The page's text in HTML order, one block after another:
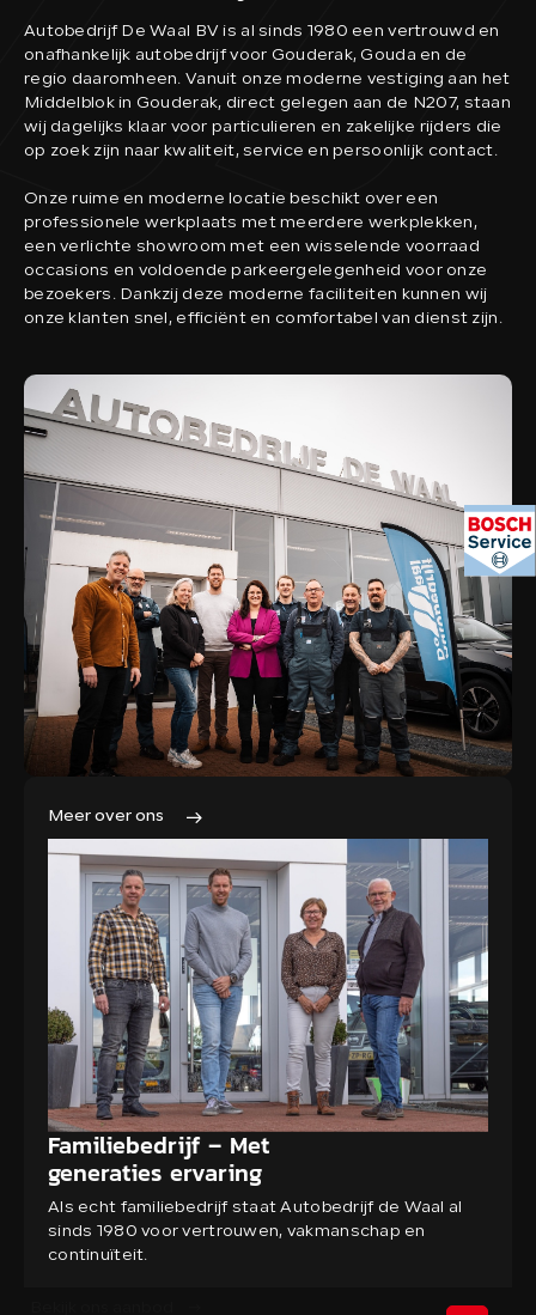
Autobedrijf De Waal BV is al sinds 1980 een vertrouwd en
onafhankelijk autobedrijf voor Gouderak, Gouda en de
regio daaromheen. Vanuit onze moderne vestiging aan het
Middelblok in Gouderak, direct gelegen aan de N207, staan
wij dagelijks klaar voor particulieren en zakelijke rijders die
op zoek zijn naar kwaliteit, service en persoonlijk contact.
Onze ruime en moderne locatie beschikt over een
professionele werkplaats met meerdere werkplekken,
een verlichte showroom met een wisselende voorraad
occasions en voldoende parkeergelegenheid voor onze
bezoekers. Dankzij deze moderne faciliteiten kunnen wij
onze klanten snel, efficiënt en comfortabel van dienst zijn.
Meer over ons
Familiebedrijf – Met
generaties ervaring
Als echt familiebedrijf staat Autobedrijf de Waal al
sinds 1980 voor vertrouwen, vakmanschap en
continuïteit.